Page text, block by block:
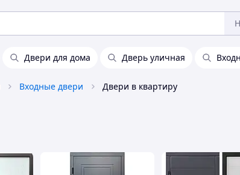
Двери для дома Дверь уличная
Входные двери Двери в квартиру